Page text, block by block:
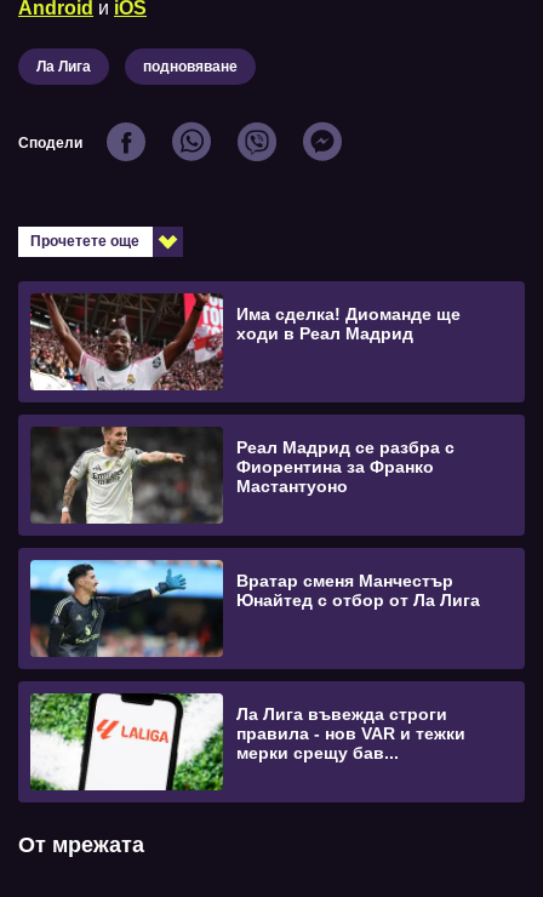
Android и iOS
Ла Лига подновяване
Сподели
Прочетете още
Има сделка! Диоманде ще
ходи в Реал Мадрид
Реал Мадрид се разбра с
Фиорентина за Франко
Мастантуоно
Вратар сменя Манчестър
Юнайтед с отбор от Ла Лига
Ла Лига въвежда строги
правила - нов VAR и тежки
мерки срещу бав...
От мрежата